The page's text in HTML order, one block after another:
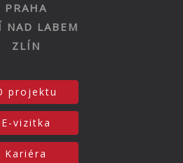
PRAHA
NAD LABEM
ZLÍN
projektu
E-vizitka
Kariéra